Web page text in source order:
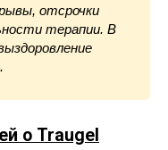
отсрочки
терапии. В
о Traugel